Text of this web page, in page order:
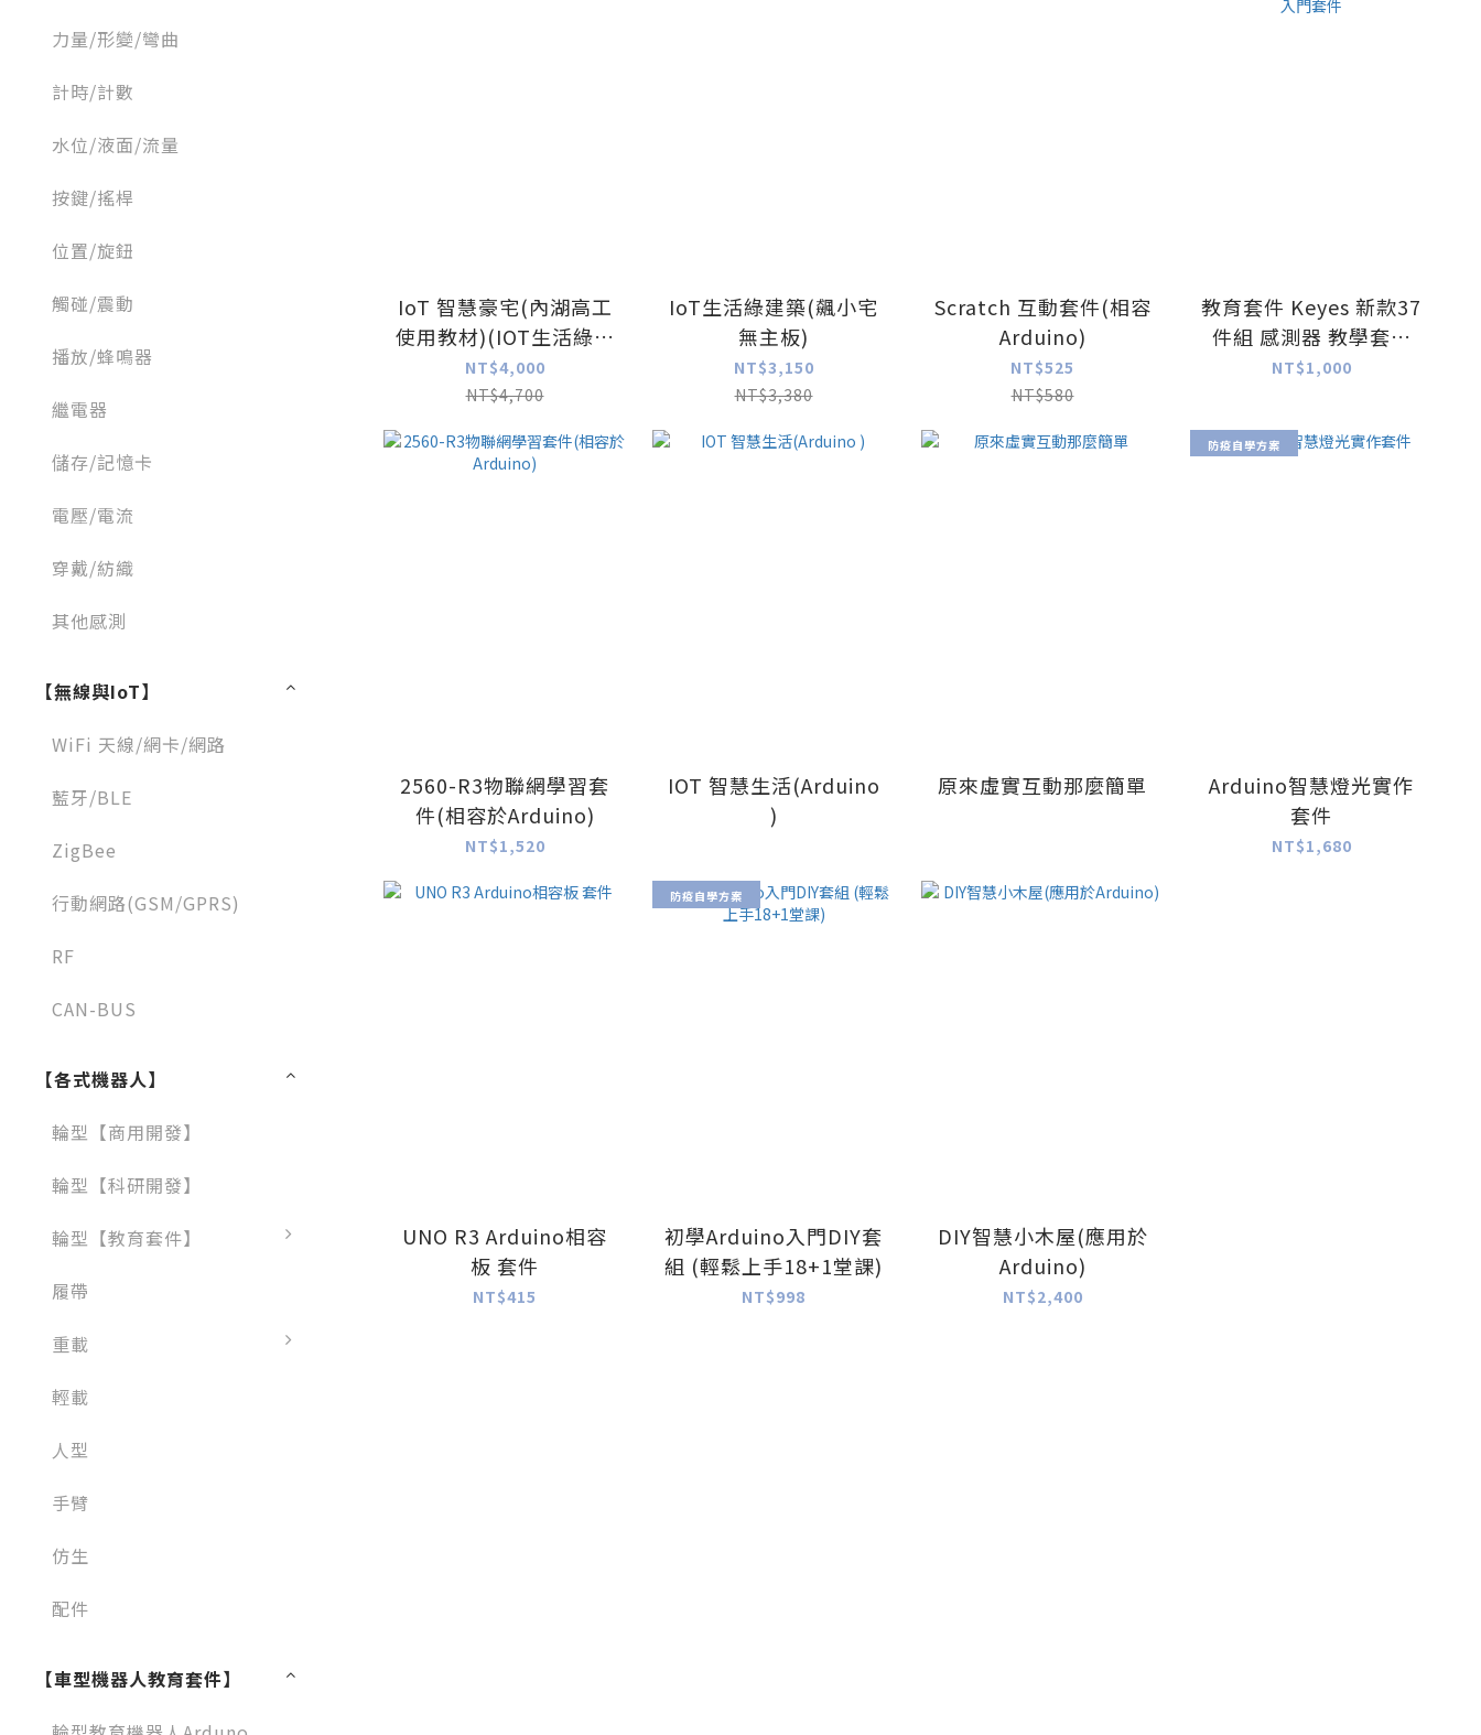
力量/形變/彎曲
計時/計數
水位/液面/流量
按鍵/搖桿
位置/旋鈕
觸碰/震動
播放/蜂鳴器
繼電器
儲存/記憶卡
電壓/電流
穿戴/紡織
其他感測
【無線與IoT】
WiFi 天線/網卡/網路
藍牙/BLE
ZigBee
行動網路(GSM/GPRS)
RF
CAN-BUS
【各式機器人】
輪型【商用開發】
輪型【科研開發】
輪型【教育套件】
履帶
重載
輕載
人型
手臂
仿生
配件
【車型機器人教育套件】
IoT 智慧豪宅(內湖高工
使用教材)(IOT生活綠建
築 / 飆小宅)
NT$4,000
NT$4,700
IoT生活綠建築(飆小宅
無主板)
NT$3,150
NT$3,380
Scratch 互動套件(相容
Arduino)
NT$525
NT$580
教育套件 Keyes 新款37
件組 感測器 教學套件
相容 Arduino Ke0086
NT$1,000
2560-R3物聯網學習套
件(相容於Arduino)
NT$1,520
IOT 智慧生活(Arduino
)
原來虛實互動那麼簡單
防疫自學方案
Arduino智慧燈光實作
套件
NT$1,680
UNO R3 Arduino相容
板 套件
NT$415
防疫自學方案
初學Arduino入門DIY套
組 (輕鬆上手18+1堂課)
NT$998
DIY智慧小木屋(應用於
Arduino)
NT$2,400